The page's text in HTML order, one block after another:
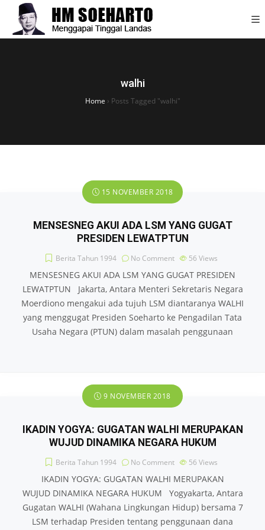
walhi
Home › Posts Tagged "walhi"
15 NOVEMBER 2018
MENSESNEG AKUI ADA LSM YANG GUGAT
PRESIDEN LEWATPTUN
Berita Tahun 1994 No Comment 56 Views
MENSESNEG AKUI ADA LSM YANG GUGAT PRESIDEN
LEWATPTUN Jakarta, Antara Menteri Sekretaris Negara
Moerdiono mengakui ada tujuh LSM diantaranya WALHI
yang menggugat Presiden Soeharto ke Pengadilan Tata
Usaha Negara (PTUN) dalam masalah penggunaan
9 NOVEMBER 2018
IKADIN YOGYA: GUGATAN WALHI MERUPAKAN
WUJUD DINAMIKA NEGARA HUKUM
Berita Tahun 1994 No Comment 56 Views
IKADIN YOGYA: GUGATAN WALHI MERUPAKAN
WUJUD DINAMIKA NEGARA HUKUM Yogyakarta, Antara
Gugatan WALHI (Wahana Lingkungan Hidup) bersama 7
LSM terhadap Presiden tentang penggunaan dana